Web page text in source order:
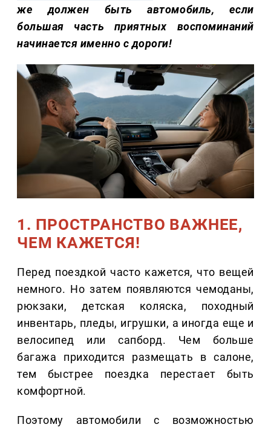
же должен быть автомобиль, если
большая часть приятных воспоминаний
начинается именно с дороги!
1. ПРОСТРАНСТВО ВАЖНЕЕ,
ЧЕМ КАЖЕТСЯ!
Перед поездкой часто кажется, что вещей
немного. Но затем появляются чемоданы,
рюкзаки, детская коляска, походный
инвентарь, пледы, игрушки, а иногда еще и
велосипед или сапборд. Чем больше
багажа приходится размещать в салоне,
тем быстрее поездка перестает быть
комфортной.
Поэтому автомобили с возможностью